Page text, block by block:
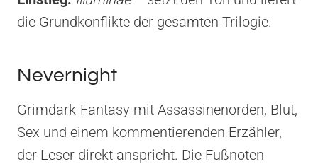
die Grundkonflikte der gesamten Trilogie.
Nevernight
Grimdark-Fantasy mit Assassinenorden, Blut,
Sex und einem kommentierenden Erzähler,
der Leser direkt anspricht. Die Fußnoten